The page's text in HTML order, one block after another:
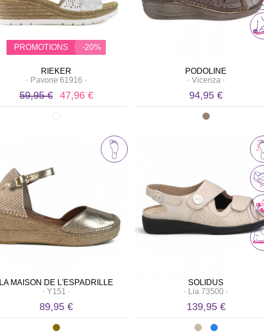
PROMOTIONS -20%
RIEKER
· Pavone 61916 ·
59,95 € 47,96 €
PODOLINE
· Vicenza ·
94,95 €
LA MAISON DE L'ESPADRILLE
· Y151 ·
89,95 €
SOLIDUS
· Lia 73500 ·
139,95 €